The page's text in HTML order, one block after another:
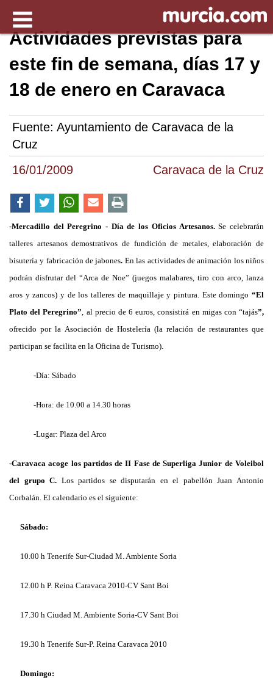
16/01/2009 Caravaca de la Cruz
Actividades previstas para
este fin de semana, días 17 y
18 de enero en Caravaca
Fuente: Ayuntamiento de Caravaca de la
Cruz
-Mercadillo del Peregrino - Día de los Oficios Artesanos.Se celebrarán
talleres artesanos demostrativos de fundición de metales, elaboración de
bisutería y fabricación de jabones. En las actividades de animación los niños
podrán disfrutar del “Arca de Noe” (juegos malabares, tiro con arco, lanza
aros y zancos) y de los talleres de maquillaje y pintura. Este domingo “El
Plato del Peregrino”, al precio de 6 euros, consistirá en migas con “tajás”,
ofrecido por la Asociación de Hostelería (la relación de restaurantes que
participan se facilita en la Oficina de Turismo).
-Día: Sábado
-Hora: de 10.00 a 14.30 horas
-Lugar: Plaza del Arco
-Caravaca acoge los partidos de II Fase de Superliga Junior de Voleibol
del grupo C. Los partidos se disputarán en el pabellón Juan Antonio
Corbalán. El calendario es el siguiente:
Sábado:
10.00 h Tenerife Sur-Ciudad M. Ambiente Soria
12.00 h P. Reina Caravaca 2010-CV Sant Boi
17.30 h Ciudad M. Ambiente Soria-CV Sant Boi
19.30 h Tenerife Sur-P. Reina Caravaca 2010
Domingo: